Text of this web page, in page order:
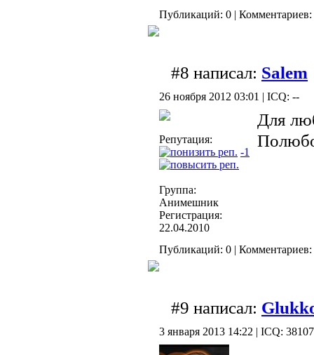
Публикаций: 0 | Комментариев:
#8 написал: Salem
26 ноября 2012 03:01 | ICQ: --
Репутация:
-1
Группа:
Анимешник
Регистрация:
22.04.2010
Для
Публикаций: 0 | Комментариев:
#9 написал:
3 января 2013 14:22 | ICQ: